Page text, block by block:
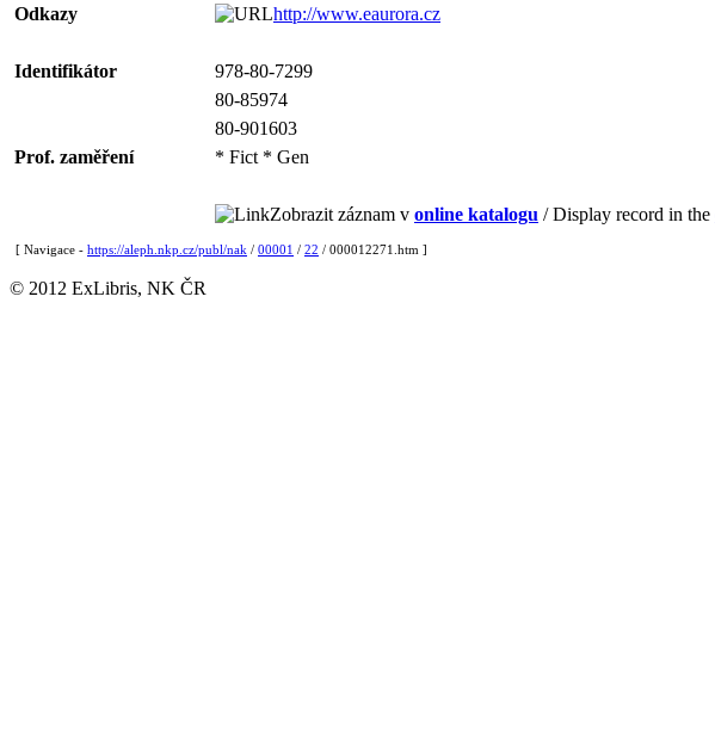
Odkazy
http://www.eaurora.cz
Identifikátor
978-80-7299
80-85974
80-901603
Prof. zaměření
* Fict * Gen
Zobrazit záznam v online katalogu / Display record in the
[ Navigace - https://aleph.nkp.cz/publ/nak / 00001 / 22 / 000012271.htm ]
© 2012 ExLibris, NK ČR